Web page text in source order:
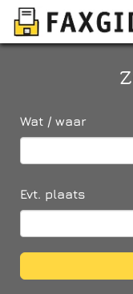
Wat / waar
Evt. plaats